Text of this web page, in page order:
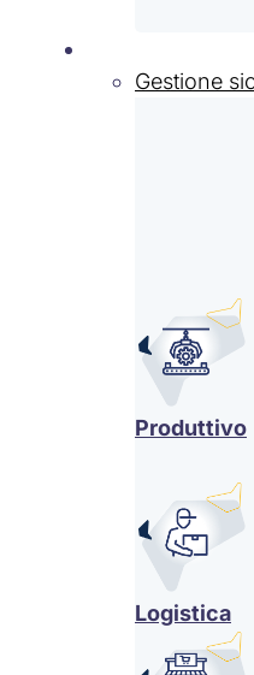
Gestione
Produttivo
Logistica